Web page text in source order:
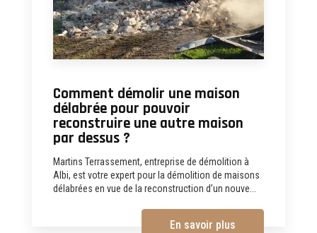
Comment démolir une maison
délabrée pour pouvoir
reconstruire une autre maison
par dessus ?
Martins Terrassement, entreprise de démolition à
Albi, est votre expert pour la démolition de maisons
délabrées en vue de la reconstruction d’un nouve...
En savoir plus